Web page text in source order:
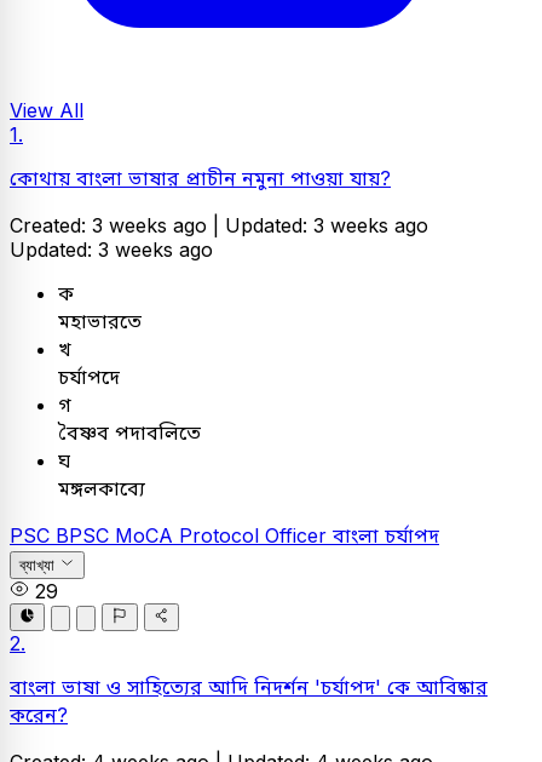
View All
1.
কোথায় বাংলা ভাষার প্রাচীন নমুনা পাওয়া যায়?
Created: 3 weeks ago | Updated: 3 weeks ago
Updated: 3 weeks ago
ক
মহাভারতে
খ
চর্যাপদে
গ
বৈষ্ণব পদাবলিতে
ঘ
মঙ্গলকাব্যে
PSC BPSC MoCA Protocol Officer বাংলা চর্যাপদ
ব্যাখ্যা
29
2.
বাংলা ভাষা ও সাহিত্যের আদি নিদর্শন 'চর্যাপদ' কে আবিষ্কার
করেন?